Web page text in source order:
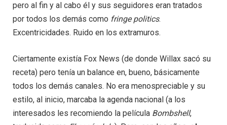
pero al fin y al cabo él y sus seguidores eran tratados
por todos los demás como fringe politics.
Excentricidades. Ruido en los extramuros.
Ciertamente existía Fox News (de donde Willax sacó su
receta) pero tenía un balance en, bueno, básicamente
todos los demás canales. No era menospreciable y su
estilo, al inicio, marcaba la agenda nacional (a los
interesados les recomiendo la película Bombshell,